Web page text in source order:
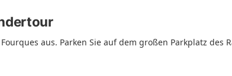
aus. Parken Sie auf dem großen Parkplatz des